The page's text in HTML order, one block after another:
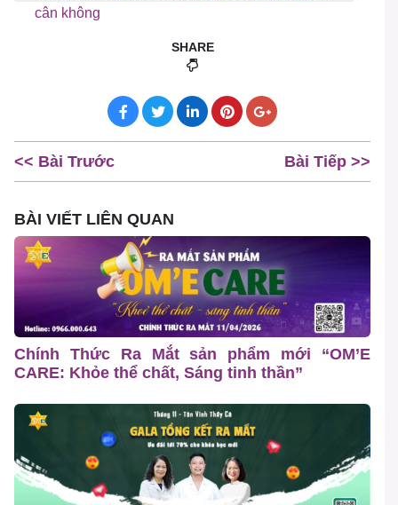
cân không
SHARE
<< Bài Trước Bài Tiếp >>
BÀI VIẾT LIÊN QUAN
Chính Thức Ra Mắt sản phẩm mới “OM’E
CARE: Khỏe thể chất, Sáng tinh thần”